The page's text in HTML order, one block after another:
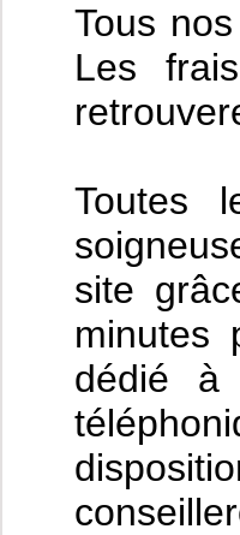
Tous
Les
Toutes
site
minutes
dédié à